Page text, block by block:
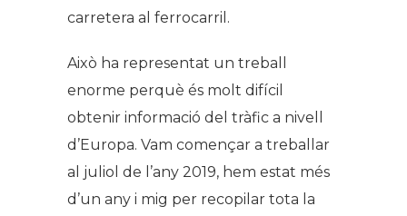
carretera al ferrocarril.
Això ha representat un treball
enorme perquè és molt difícil
obtenir informació del tràfic a nivell
d’Europa. Vam començar a treballar
al juliol de l’any 2019, hem estat més
d’un any i mig per recopilar tota la